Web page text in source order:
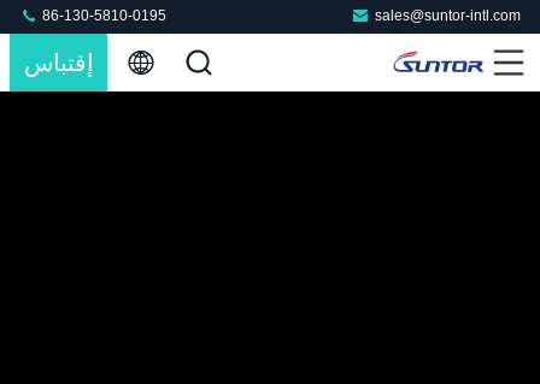
sales@suntor-intl.com
86-130-5810-0195
إقتباس